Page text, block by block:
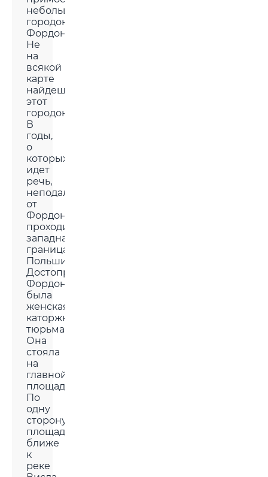
небольшой
городок
Фордон.
Не
на
всякой
карте
найдешь
этот
городок.
В
годы,
о
которых
идет
речь,
неподалеку
от
Фордона
проходила
западная
граница
Польши.
Достопримечательностью
Фордона
была
женская
каторжная
тюрьма.
Она
стояла
на
главной
площади.
По
одну
сторону
площади,
ближе
к
реке